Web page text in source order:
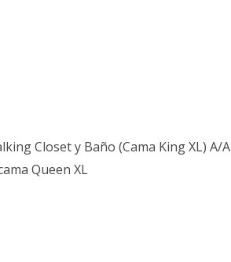
Closet y Baño (Cama King XL) A/A
Queen XL